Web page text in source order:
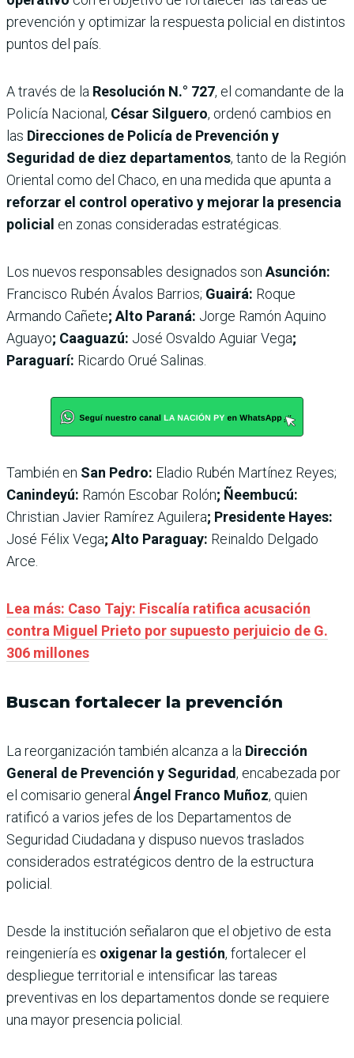
prevención y optimizar la respuesta policial en distintos
puntos del país.
A través de la Resolución N.° 727, el comandante de la
Policía Nacional, César Silguero, ordenó cambios en
las Direcciones de Policía de Prevención y
Seguridad de diez departamentos, tanto de la Región
Oriental como del Chaco, en una medida que apunta a
reforzar el control operativo y mejorar la presencia
policial en zonas consideradas estratégicas.
Los nuevos responsables designados son Asunción:
Francisco Rubén Ávalos Barrios; Guairá: Roque
Armando Cañete; Alto Paraná: Jorge Ramón Aquino
Aguayo; Caaguazú: José Osvaldo Aguiar Vega;
Paraguarí: Ricardo Orué Salinas.
También en San Pedro: Eladio Rubén Martínez Reyes;
Canindeyú: Ramón Escobar Rolón; Ñeembucú:
Christian Javier Ramírez Aguilera; Presidente Hayes:
José Félix Vega; Alto Paraguay: Reinaldo Delgado
Arce.
Lea más: Caso Tajy: Fiscalía ratifica acusación
contra Miguel Prieto por supuesto perjuicio de G.
306 millones
Buscan fortalecer la prevención
La reorganización también alcanza a la Dirección
General de Prevención y Seguridad, encabezada por
el comisario general Ángel Franco Muñoz, quien
ratificó a varios jefes de los Departamentos de
Seguridad Ciudadana y dispuso nuevos traslados
considerados estratégicos dentro de la estructura
policial.
Desde la institución señalaron que el objetivo de esta
reingeniería es oxigenar la gestión, fortalecer el
despliegue territorial e intensificar las tareas
preventivas en los departamentos donde se requiere
una mayor presencia policial.